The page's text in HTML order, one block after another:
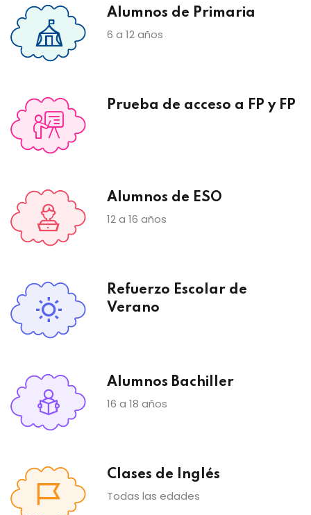
Alumnos de Primaria
6 a 12 años
Prueba de acceso a FP y FP
Alumnos de ESO
12 a 16 años
Refuerzo Escolar de
Verano
Alumnos Bachiller
16 a 18 años
Clases de Inglés
Todas las edades